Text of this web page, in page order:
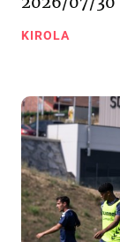
KIROLA